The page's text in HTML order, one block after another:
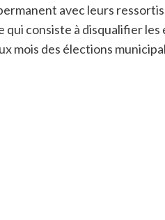
avec leurs
qui consiste à disqualifier
mois des élections